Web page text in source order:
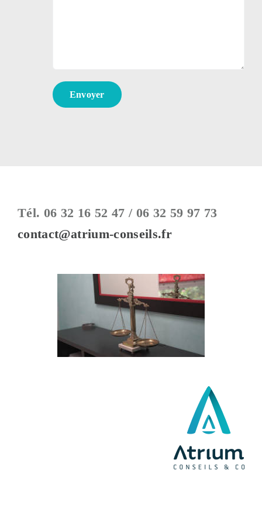
Tél. 06 32 16 52 47 / 06 32 59 97 73
contact@atrium-conseils.fr